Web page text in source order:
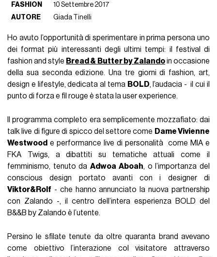
FASHION
10 Settembre 2017
AUTORE
Giada Tinelli
Ho avuto l’opportunità di sperimentare in prima persona uno
dei format più interessanti degli ultimi tempi: il festival di
fashion and style Bread & Butter by Zalandoin occasione
della sua seconda edizione. Una tre giorni di fashion, art,
design e lifestyle, dedicata al tema BOLD, l’audacia - il cui il
punto di forza e fil rouge è stata la user experience.
Il programma completo era semplicemente mozzafiato: dai
talk live di figure di spicco del settore come Dame Vivienne
Westwood e performance live di personalità come MIA e
FKA Twigs, a dibattiti su tematiche attuali come il
femminismo, tenuto daAdwoa Aboah, o l’importanza del
conscious design portato avanti con i designer di
Viktor&Rolf - che hanno annunciato la nuova partnership
con Zalando -, il centro dell’intera esperienza BOLD del
B&&B by Zalando è l’utente.
Persino le sfilate tenute da oltre quaranta brand avevano
come obiettivo l’interazione col visitatore attraverso